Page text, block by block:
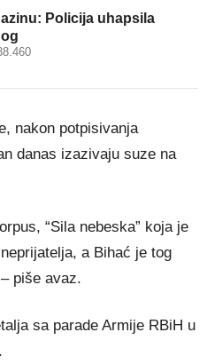
Policija uhapsila
nakon potpisivanja
danas izazivaju suze na
“Sila nebeska” koja je
a Bihać je tog
piše avaz.
sa parade Armije RBiH u